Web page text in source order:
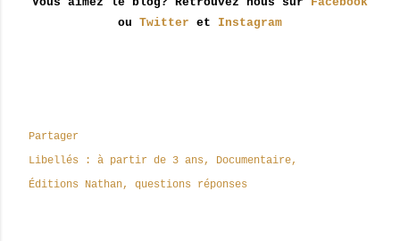
ou Twitter et Instagram
Partager
Libellés :
à partir de 3 ans
Documentaire
Éditions Nathan
questions réponses